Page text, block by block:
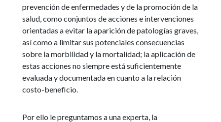
prevención de enfermedades y de la promoción de la
salud, como conjuntos de acciones e intervenciones
orientadas a evitar la aparición de patologías graves,
así como a limitar sus potenciales consecuencias
sobre la morbilidad y la mortalidad; la aplicación de
estas acciones no siempre está suficientemente
evaluada y documentada en cuanto a la relación
costo-beneficio.
Por ello le preguntamos a una experta, la